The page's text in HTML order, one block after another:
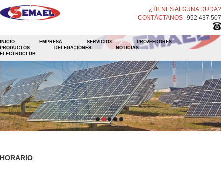
¿TIENES ALGUNA DUDA?
CONTÁCTANOS 952 437 507
INICIO EMPRESA SERVICIOS
PROVEEDORES
PRODUCTOS
DELEGACIONES
NOTICIAS
ELECTROCLUB
HORARIO